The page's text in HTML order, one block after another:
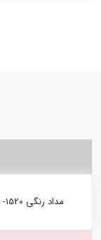
مداد رنگی Cadmium Yellow (27107) -1520 کرتاکالر